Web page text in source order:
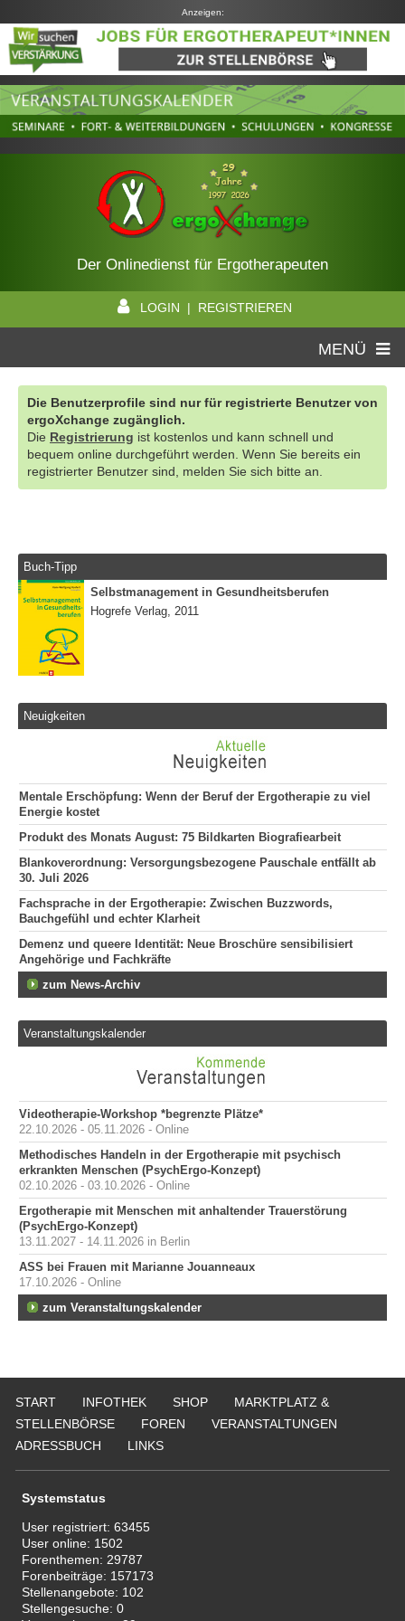
Anzeigen:
Der Onlinedienst für Ergotherapeuten
LOGIN | REGISTRIEREN
MENÜ
Die Benutzerprofile sind nur für registrierte Benutzer von
ergoXchange zugänglich.
Die Registrierung ist kostenlos und kann schnell und
bequem online durchgeführt werden. Wenn Sie bereits ein
registrierter Benutzer sind, melden Sie sich bitte an.
Buch-Tipp
Selbstmanagement in Gesundheitsberufen
Hogrefe Verlag, 2011
Neuigkeiten
Mentale Erschöpfung: Wenn der Beruf der Ergotherapie zu viel
Energie kostet
Produkt des Monats August: 75 Bildkarten Biografiearbeit
Blankoverordnung: Versorgungsbezogene Pauschale entfällt ab
30. Juli 2026
Fachsprache in der Ergotherapie: Zwischen Buzzwords,
Bauchgefühl und echter Klarheit
Demenz und queere Identität: Neue Broschüre sensibilisiert
Angehörige und Fachkräfte
zum News-Archiv
Veranstaltungskalender
Videotherapie-Workshop *begrenzte Plätze*
22.10.2026 - 05.11.2026 - Online
Methodisches Handeln in der Ergotherapie mit psychisch
erkrankten Menschen (PsychErgo-Konzept)
02.10.2026 - 03.10.2026 - Online
Ergotherapie mit Menschen mit anhaltender Trauerstörung
(PsychErgo-Konzept)
13.11.2027 - 14.11.2026 in Berlin
ASS bei Frauen mit Marianne Jouanneaux
17.10.2026 - Online
zum Veranstaltungskalender
START INFOTHEK SHOP
MARKTPLATZ &
STELLENBÖRSE
FOREN
VERANSTALTUNGEN
ADRESSBUCH
LINKS
Systemstatus
User registriert:63455
User online: 1502
Forenthemen: 29787
Forenbeiträge: 157173
Stellenangebote: 102
Stellengesuche:0